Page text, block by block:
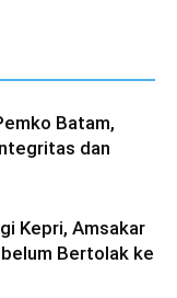
Batam,
dan
Kepri, Amsakar
Bertolak ke